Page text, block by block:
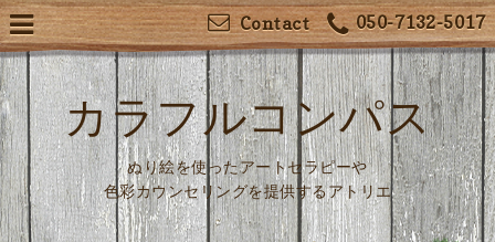
050-7132-5017
Contact
カラフルコンパス
ぬり絵を使ったアートセラピーや
色彩カウンセリングを提供するアトリエ